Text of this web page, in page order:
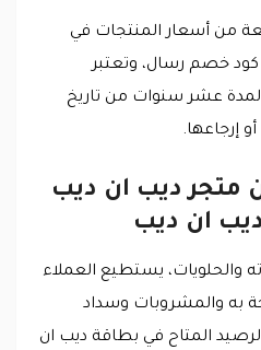
من أسعار المنتجات في
كود خصم رسال، وتعتبر
عشر سنوات من تاريخ
إرجاعها.
متجر ديب ان ديب
ان ديب
والحلويات، يستطيع العملاء
به والمشروبات وسداد
المتاح في بطاقة ديب ان